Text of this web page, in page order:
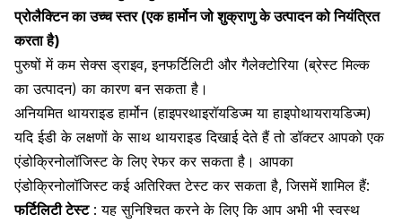
प्रोलैक्टिन का उच्च स्तर (एक हार्मोन जो शुक्राणु के उत्पादन को नियंत्रित
करता है)
पुरुषों में कम सेक्स ड्राइव, इनफर्टिलिटी और गैलेक्टोरिया (ब्रेस्ट मिल्क
का उत्पादन) का कारण बन सकता है।
अनियमित थायराइड हार्मोन (हाइपरथाइरॉयडिज्म या हाइपोथायरायडिज्म)
यदि ईडी के लक्षणों के साथ थायराइड दिखाई देते हैं तो डॉक्टर आपको एक
एंडोक्रिनोलॉजिस्ट के लिए रेफर कर सकता है। आपका
एंडोक्रिनोलॉजिस्ट कई अतिरिक्त टेस्ट कर सकता है, जिसमें शामिल हैं:
फर्टिलिटी टेस्ट: यह सुनिश्चित करने के लिए कि आप अभी भी स्वस्थ